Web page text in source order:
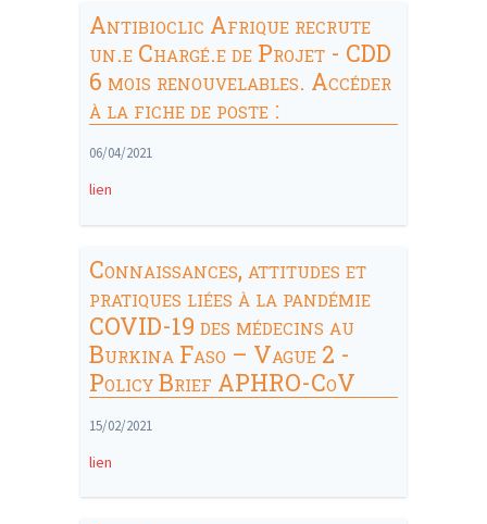
Antibioclic Afrique recrute
un.e Chargé.e de Projet - CDD
6 mois renouvelables. Accéder
à la fiche de poste :
06/04/2021
lien
Connaissances, attitudes et
pratiques liées à la pandémie
COVID-19 des médecins au
Burkina Faso – Vague 2 -
Policy Brief APHRO-CoV
15/02/2021
lien